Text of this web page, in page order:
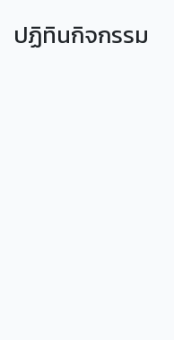
ปฏิทินกิจกรรม